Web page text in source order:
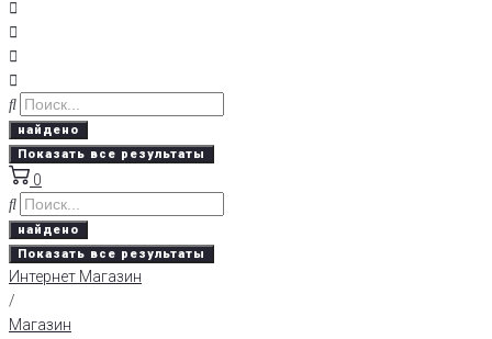
найдено
Показать все результаты
0
найдено
Показать все результаты
Интернет Магазин
/
Магазин